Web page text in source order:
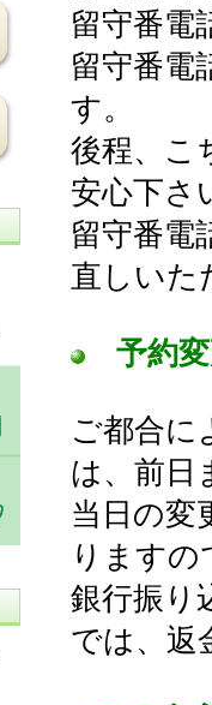
留守番電
留守番電
す。
後程、こ
安心下さ
留守番電
直しいた
予約
ご都合に
は、前日
当日の変
りますの
銀行振り
では、返